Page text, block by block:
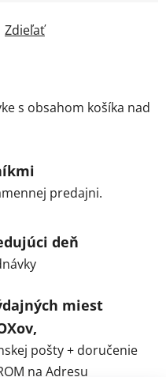
Zdieľať
s obsahom košíka nad
predajni.
deň
miest
pošty + doručenie
na Adresu